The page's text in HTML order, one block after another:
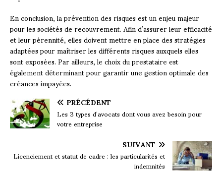
En conclusion, la prévention des risques est un enjeu majeur
pour les sociétés de recouvrement. Afin d’assurer leur efficacité
et leur pérennité, elles doivent mettre en place des stratégies
adaptées pour maîtriser les différents risques auxquels elles
sont exposées. Par ailleurs, le choix du prestataire est
également déterminant pour garantir une gestion optimale des
créances impayées.
PRÉCÉDENT
Les 3 types d’avocats dont vous avez besoin pour
votre entreprise
SUIVANT
Licenciement et statut de cadre : les particularités et
indemnités